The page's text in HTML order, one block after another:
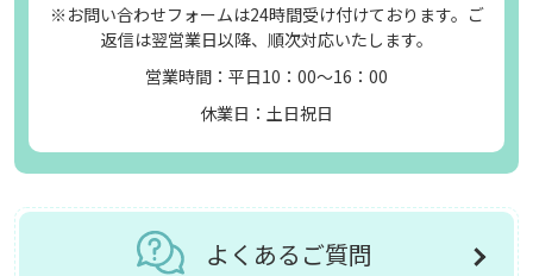
※お問い合わせフォームは24時間受け付けております。ご
返信は翌営業日以降、順次対応いたします。
営業時間：平日10：00～16：00
休業日：土日祝日
よくあるご質問